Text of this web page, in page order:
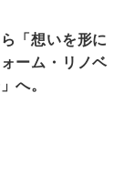
「想いを形に
ーム・リノベ
へ。